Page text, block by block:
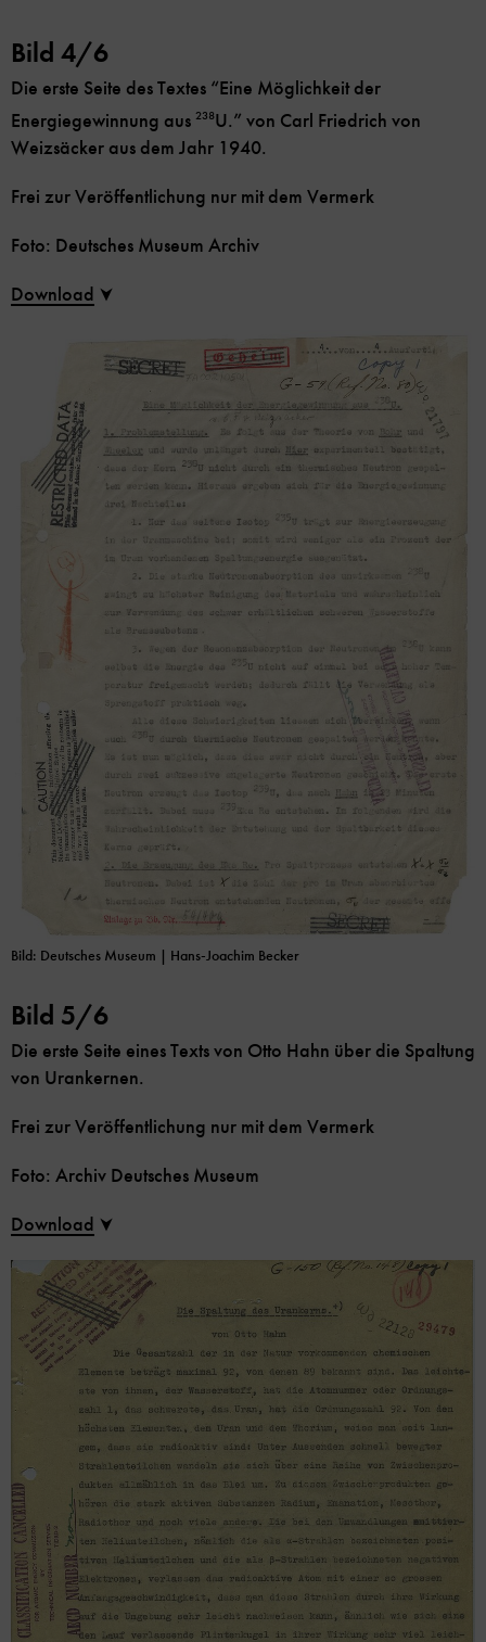
Bild: Deutsches Museum | Hans-Joachim Becker
Bild 4/6
Die erste Seite des Textes “Eine Möglichkeit der
Energiegewinnung aus 238U.” von Carl Friedrich von
Weizsäcker aus dem Jahr 1940.
Frei zur Veröffentlichung nur mit dem Vermerk
Foto: Deutsches Museum Archiv
Download
Bild 5/6
Die erste Seite eines Texts von Otto Hahn über die Spaltung
von Urankernen.
Frei zur Veröffentlichung nur mit dem Vermerk
Foto: Archiv Deutsches Museum
Download